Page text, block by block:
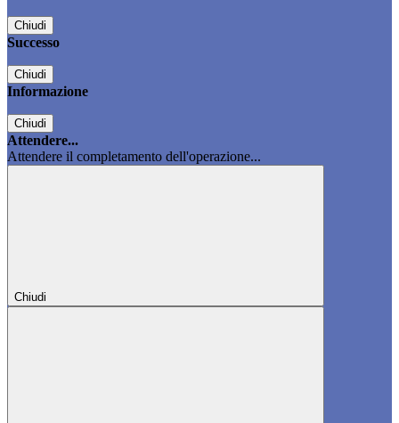
Chiudi
Successo
Chiudi
Informazione
Chiudi
Attendere...
Attendere il completamento dell'operazione...
Chiudi